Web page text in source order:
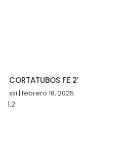
CORTATUBOS FE 2′
xsi febrero 18, 2025